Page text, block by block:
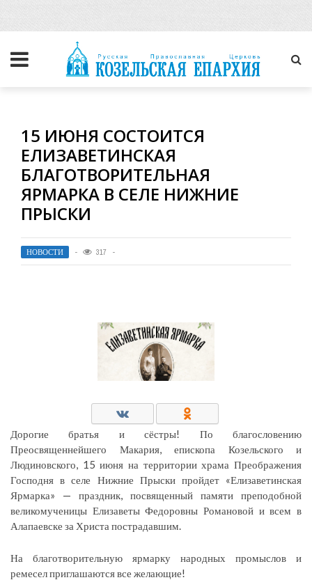
15 ИЮНЯ СОСТОИТСЯ
ЕЛИЗАВЕТИНСКАЯ
БЛАГОТВОРИТЕЛЬНАЯ
ЯРМАРКА В СЕЛЕ НИЖНИЕ
ПРЫСКИ
НОВОСТИ 317
Дорогие братья и сёстры! По благословению
Преосвященнейшего Макария, епископа Козельского и
Людиновского, 15 июняна территории храма Преображения
Господня в селе Нижние Прыски пройдет «Елизаветинская
Ярмарка» — праздник, посвященный памяти преподобной
великомученицы Елизаветы Федоровны Романовой и всем в
Алапаевске за Христа пострадавшим.
На благотворительную ярмарку народных промыслов и
ремесел приглашаются все желающие!